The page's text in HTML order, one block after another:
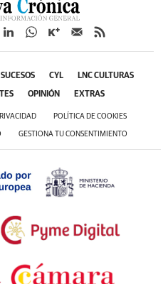
SUCESOS CYL LNC CULTURAS
OPINIÓN EXTRAS
POLÍTICA DE COOKIES
GESTIONA TU CONSENTIMIENTO